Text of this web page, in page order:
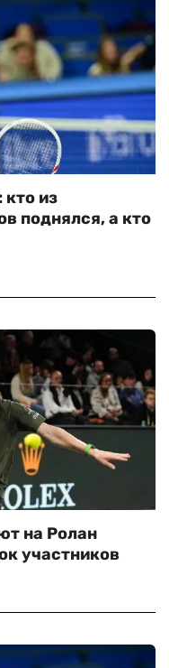
кто из
поднялся, а кто
на Ролан
участников